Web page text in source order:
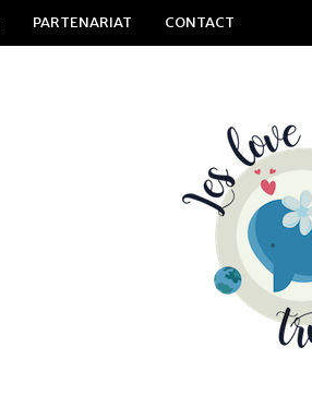
PARTENARIAT CONTACT